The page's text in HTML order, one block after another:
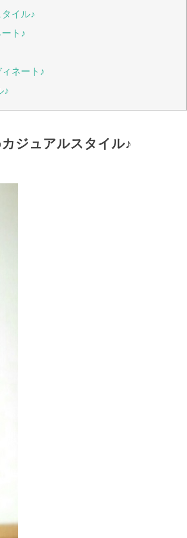
イル♪
ト♪
ネート♪
♪
ジュアルスタイル♪